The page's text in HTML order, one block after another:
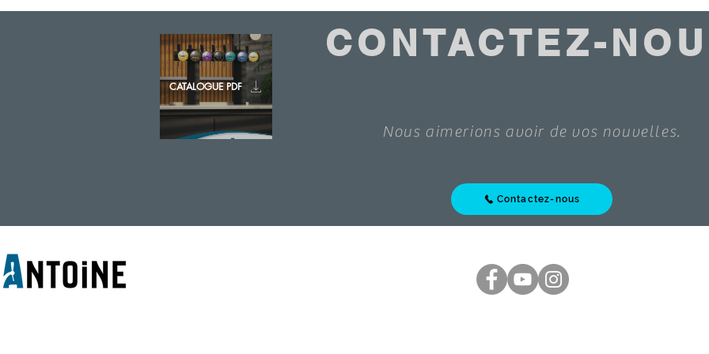
CONTACTEZ-
Nous aimerions avoir de vos nouvelles.
CATALOGUE PDF
Contactez-nous